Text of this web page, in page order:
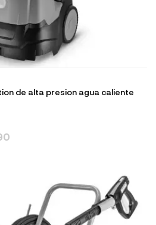
de alta presion agua caliente